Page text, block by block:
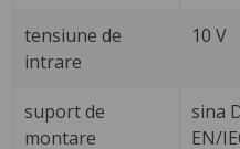
tensiune de
intrare
10 V
suport de
montare
sina
EN/